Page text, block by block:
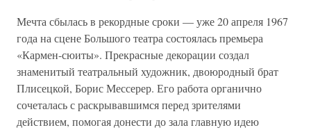
Мечта сбылась в рекордные сроки — уже 20 апреля 1967
года на сцене Большого театра состоялась премьера
«Кармен-сюиты». Прекрасные декорации создал
знаменитый театральный художник, двоюродный брат
Плисецкой, Борис Мессерер. Его работа органично
сочеталась с раскрывавшимся перед зрителями
действием, помогая донести до зала главную идею